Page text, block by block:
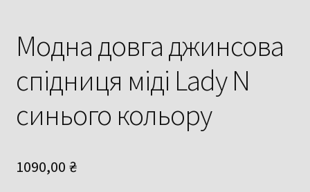
Модна довга джинсова
спідниця міді Lady N
синього кольору
1090,00 ₴